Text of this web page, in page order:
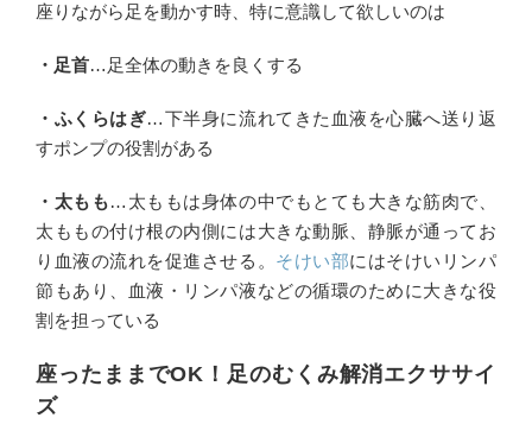
座りながら足を動かす時、特に意識して欲しいのは
・足首…足全体の動きを良くする
・ふくらはぎ…下半身に流れてきた血液を心臓へ送り返
すポンプの役割がある
・太もも…太ももは身体の中でもとても大きな筋肉で、
太ももの付け根の内側には大きな動脈、静脈が通ってお
り血液の流れを促進させる。 そけい部にはそけいリンパ
節もあり、血液・リンパ液などの循環のために大きな役
割を担っている
座ったままでOK！足のむくみ解消エクササイ
ズ